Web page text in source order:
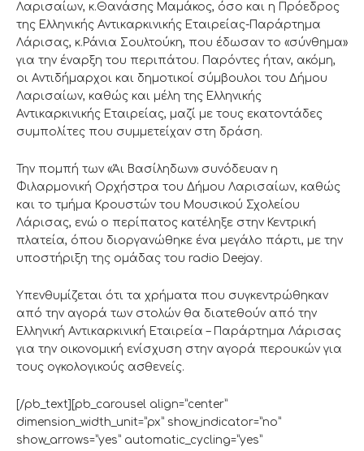
Λαρισαίων, κ.Θανάσης Μαμάκος, όσο και η Πρόεδρος
της Ελληνικής Αντικαρκινικής Εταιρείας-Παράρτημα
Λάρισας, κ.Ράνια Σουλτούκη, που έδωσαν το «σύνθημα»
για την έναρξη του περιπάτου. Παρόντες ήταν, ακόμη,
οι Αντιδήμαρχοι και δημοτικοί σύμβουλοι του Δήμου
Λαρισαίων, καθώς και μέλη της Ελληνικής
Αντικαρκινικής Εταιρείας, μαζί με τους εκατοντάδες
συμπολίτες που συμμετείχαν στη δράση.
Την πομπή των «Άι Βασίληδων» συνόδευαν η
Φιλαρμονική Ορχήστρα του Δήμου Λαρισαίων, καθώς
και το τμήμα Κρουστών του Μουσικού Σχολείου
Λάρισας, ενώ ο περίπατος κατέληξε στην Κεντρική
πλατεία, όπου διοργανώθηκε ένα μεγάλο πάρτι, με την
υποστήριξη της ομάδας του radio Deejay.
Υπενθυμίζεται ότι τα χρήματα που συγκεντρώθηκαν
από την αγορά των στολών θα διατεθούν από την
Ελληνική Αντικαρκινική Εταιρεία – Παράρτημα Λάρισας
για την οικονομική ενίσχυση στην αγορά περουκών για
τους ογκολογικούς ασθενείς.
[/pb_text][pb_carousel align=”center”
dimension_width_unit=”px” show_indicator=”no”
show_arrows=”yes” automatic_cycling=”yes”